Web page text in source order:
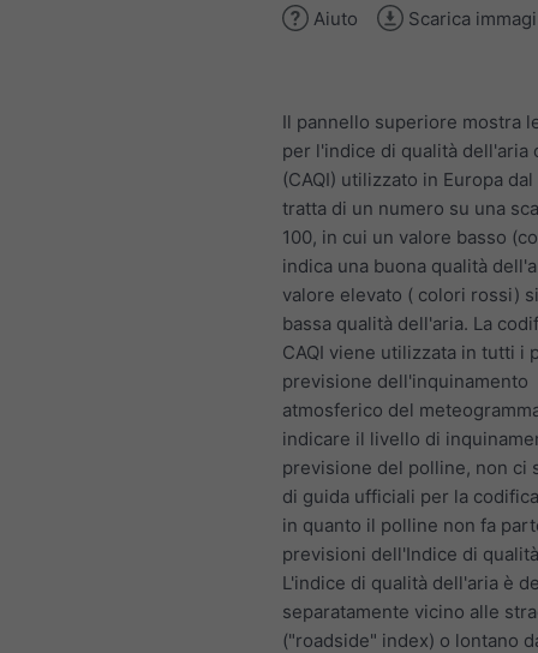
Aiuto Scarica
Il pannello superiore mostra
per l'indice di qualità dell'aria
(CAQI) utilizzato in Europa
tratta di un numero su una
100, in cui un valore basso
indica una buona qualità
valore elevato ( colori rossi)
bassa qualità dell'aria. La
CAQI viene utilizzata in tutti i
previsione dell'inquinamento
atmosferico del
indicare il livello di
previsione del polline, non ci
di guida ufficiali per la
in quanto il polline non fa
previsioni dell'Indice di
L'indice di qualità dell'aria è
separatamente vicino alle
("roadside" index) o lontano